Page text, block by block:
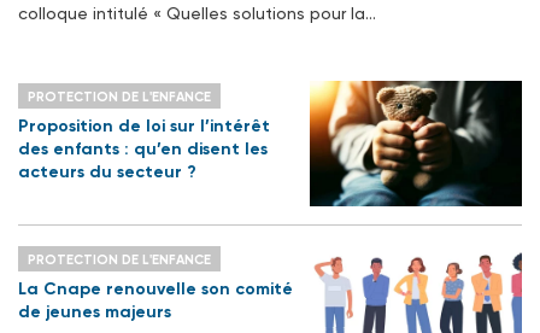
colloque intitulé « Quelles solutions pour la…
PROTECTION DE L'ENFANCE
Proposition de loi sur l’intérêt
des enfants : qu’en disent les
acteurs du secteur ?
PROTECTION DE L'ENFANCE
La Cnape renouvelle son comité
de jeunes majeurs